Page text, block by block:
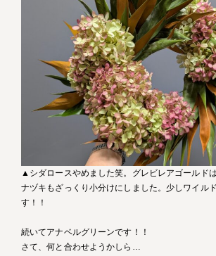
▲シダロースやめました笑。グレビレアゴールド
ナヅキもざっくり小分けにしました。少しワイル
す！！
続いてアナベルグリーンです！！
さて、何と合わせようかしら…